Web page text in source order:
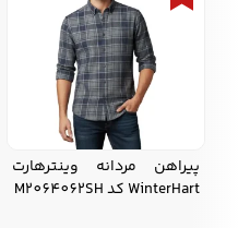
پیراهن مردانه وینترهارت
WinterHart کد M2064062SH